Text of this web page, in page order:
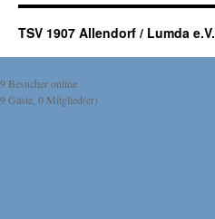
TSV 1907 Allendorf / Lumda e.V.
9 Besucher online
9 Gäste, 0 Mitglied(er)